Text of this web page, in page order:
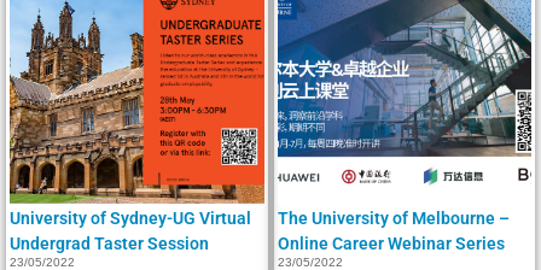
University of Sydney-UG Virtual
Undergrad Taster Session
23/05/2022
The University of Melbourne –
Online Career Webinar Series
23/05/2022